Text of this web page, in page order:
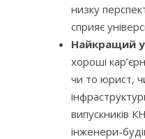
низку
сприяє
Найкращий
хороші
чи то юрист,
випускників
інженери-